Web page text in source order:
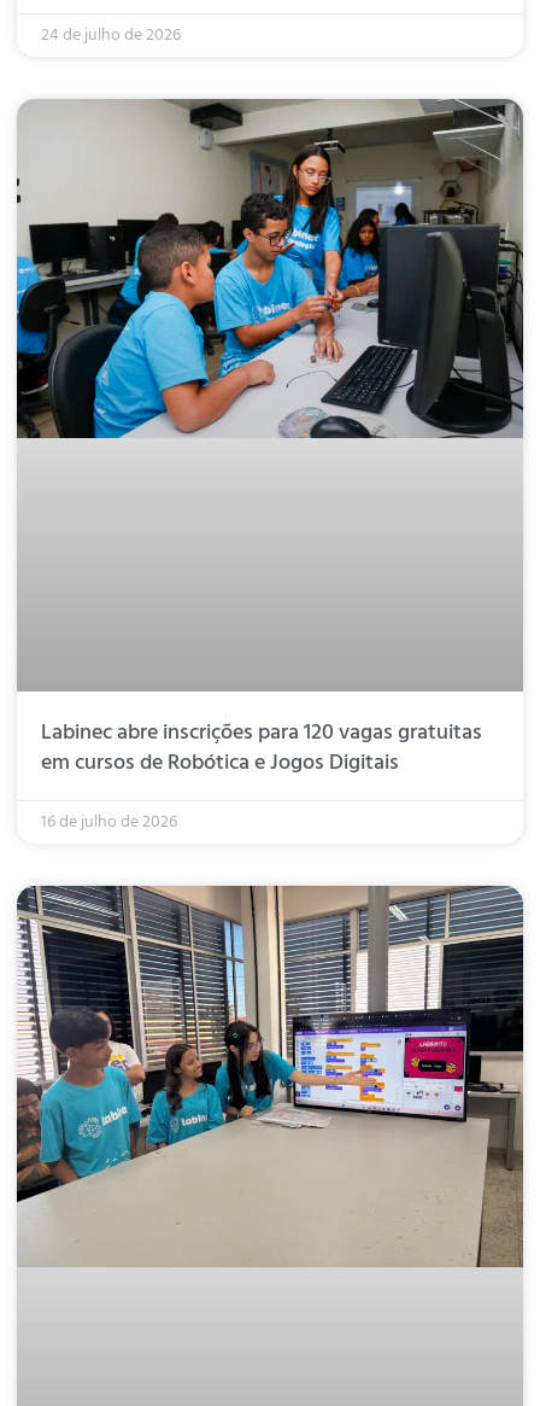
24 de julho de 2026
Labinec abre inscrições para 120 vagas gratuitas
em cursos de Robótica e Jogos Digitais
16 de julho de 2026